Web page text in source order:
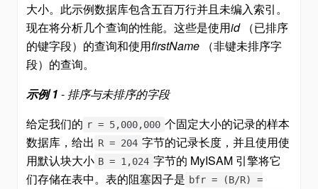
大小。此示例数据库包含五百万行并且未编入索引。
现在将分析几个查询的性能。这些是使用id（已排序
的键字段）的查询和使用firstName （非键未排序字
段）的查询。
示例 1 - 排序与未排序的字段
给定我们的 r = 5,000,000 个固定大小的记录的样本
数据库，给出 R = 204 字节的记录长度，并且使用使
用默认块大小 B = 1,024 字节的 MyISAM 引擎将它
们存储在表中。表的阻塞因子是 bfr = (B/R) =